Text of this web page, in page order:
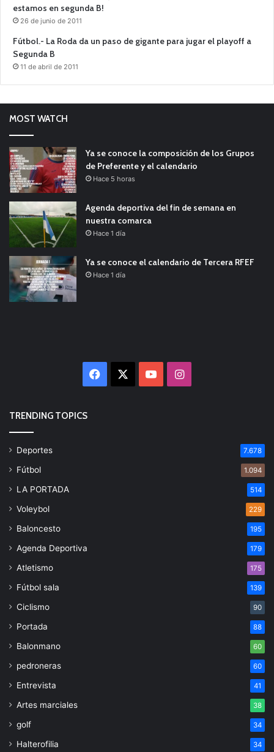
estamos en segunda B!
26 de junio de 2011
Fútbol.- La Roda da un paso de gigante para jugar el playoff a
Segunda B
11 de abril de 2011
MOST WATCH
Ya se conoce la composición de los Grupos
de Preferente y el calendario
Hace 5 horas
Agenda deportiva del fin de semana en
nuestra comarca
Hace 1 día
Ya se conoce el calendario de Tercera RFEF
Hace 1 día
Facebook YouTubeInstagram
TRENDING TOPICS
Deportes 7.678
Fútbol 1.094
LA PORTADA 514
Voleybol 229
Baloncesto 195
Agenda Deportiva 179
Atletismo 175
Fútbol sala 139
Ciclismo 90
Portada 88
Balonmano 60
pedroneras 60
Entrevista 41
Artes marciales 38
golf 34
Halterofilia 34